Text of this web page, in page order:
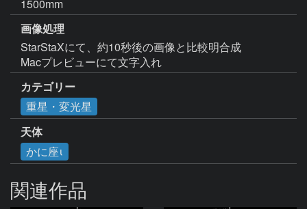
1500mm
画像処理
StarStaXにて、約10秒後の画像と比較明合成
Macプレビューにて文字入れ
カテゴリー
重星・変光星
天体
かに座ι
関連作品